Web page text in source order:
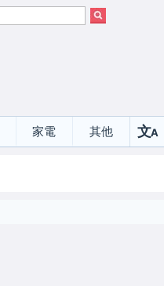
家電 其他 文A